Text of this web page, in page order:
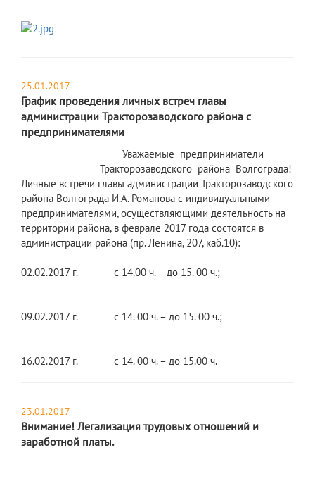
25.01.2017
График проведения личных встреч главы
администрации Тракторозаводского района с
предпринимателями
Уважаемые предприниматели
Тракторозаводского района Волгограда!
Личные встречи главы администрации Тракторозаводского
района Волгограда И.А. Романова с индивидуальными
предпринимателями, осуществляющими деятельность на
территории района, в феврале 2017 года состоятся в
администрации района (пр. Ленина, 207, каб.10):
02.02.2017 г. с 14.00 ч. – до 15. 00 ч.;
09.02.2017 г. с 14. 00 ч. – до 15. 00 ч.;
16.02.2017 г. с 14. 00 ч. – до 15.00 ч.
23.01.2017
Внимание! Легализация трудовых отношений и
заработной платы.